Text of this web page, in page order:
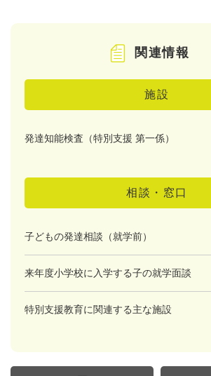
関連情報
施設
発達知能検査（特別支援 第一係）
相談・窓口
子どもの発達相談（就学前）
来年度小学校に入学する子の就学面談
特別支援教育に関連する主な施設